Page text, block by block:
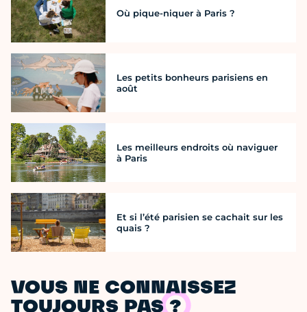
Où pique-niquer à Paris ?
Les petits bonheurs parisiens en
août
Les meilleurs endroits où naviguer
à Paris
Et si l’été parisien se cachait sur les
quais ?
VOUS NE CONNAISSEZ
TOUJOURS PAS ?